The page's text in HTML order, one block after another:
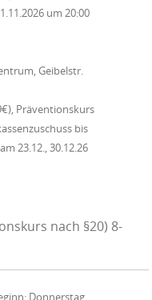
um 20:00
Geibelstr.
Präventionskurs
bis
23.12., 30.12.26
nach §20) 8-
Donnerstag,